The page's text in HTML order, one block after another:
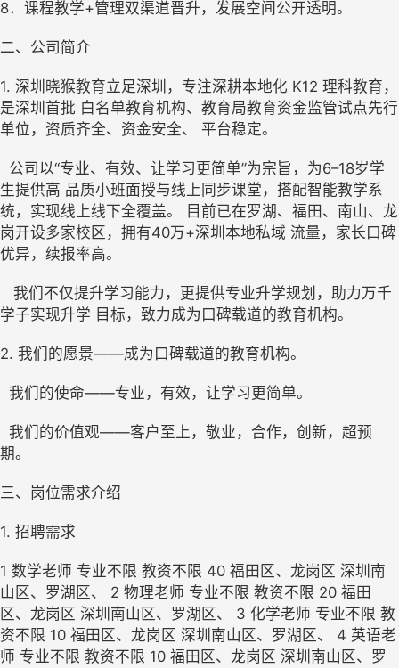
8．课程教学+管理双渠道晋升，发展空间公开透明。
二、公司简介
1. 深圳晓猴教育立足深圳，专注深耕本地化 K12 理科教育，
是深圳首批 白名单教育机构、教育局教育资金监管试点先行
单位，资质齐全、资金安全、 平台稳定。
公司以“专业、有效、让学习更简单”为宗旨，为6–18岁学
生提供高 品质小班面授与线上同步课堂，搭配智能教学系
统，实现线上线下全覆盖。 目前已在罗湖、福田、南山、龙
岗开设多家校区，拥有40万+深圳本地私域 流量，家长口碑
优异，续报率高。
我们不仅提升学习能力，更提供专业升学规划，助力万千
学子实现升学 目标，致力成为口碑载道的教育机构。
2. 我们的愿景——成为口碑载道的教育机构。
我们的使命——专业，有效，让学习更简单。
我们的价值观——客户至上，敬业，合作，创新，超预
期。
三、岗位需求介绍
1. 招聘需求
1 数学老师 专业不限 教资不限 40 福田区、龙岗区 深圳南
山区、罗湖区、 2 物理老师 专业不限 教资不限 20 福田
区、龙岗区 深圳南山区、罗湖区、 3 化学老师 专业不限 教
资不限 10 福田区、龙岗区 深圳南山区、罗湖区、 4 英语老
师 专业不限 教资不限 10 福田区、龙岗区 深圳南山区、罗